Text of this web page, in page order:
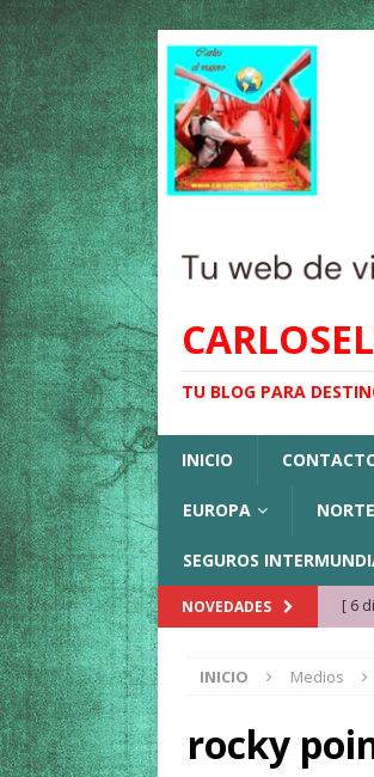
TU BLOG PARA
INICIO
EUROPA
SEGUROS
NOVEDADES [ 6
[
INICIO Medios
rocky